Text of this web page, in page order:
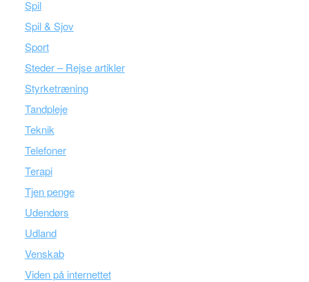
Spil
Spil & Sjov
Sport
Steder – Rejse artikler
Styrketræning
Tandpleje
Teknik
Telefoner
Terapi
Tjen penge
Udendørs
Udland
Venskab
Viden på internettet